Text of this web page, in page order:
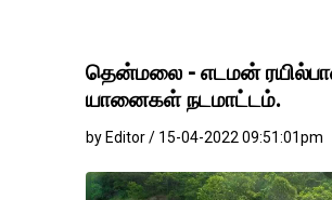
தென்மலை - எடமன்
யானைகள் நடமாட்டம்.
by Editor / 15-04-2022 09:51:01pm